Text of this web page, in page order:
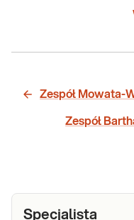
Zespół Mowata-
Zespół
Specjalista